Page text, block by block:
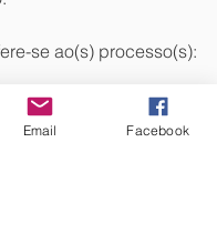
se ao(s) processo(s):
Email Facebook